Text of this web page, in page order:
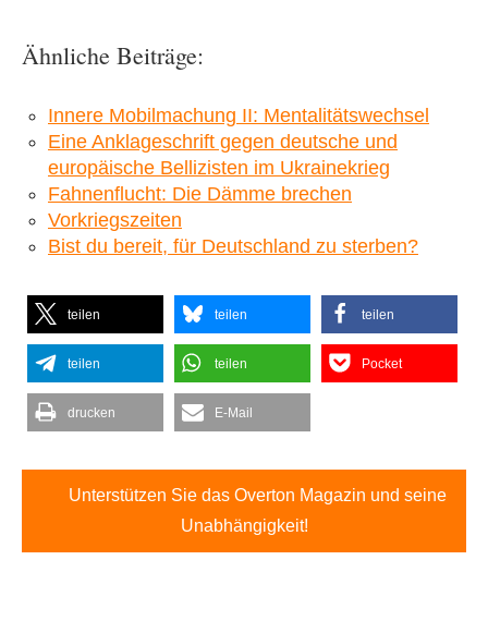
Ähnliche Beiträge:
Innere Mobilmachung II: Mentalitätswechsel
Eine Anklageschrift gegen deutsche und
europäische Bellizisten im Ukrainekrieg
Fahnenflucht: Die Dämme brechen
Vorkriegszeiten
Bist du bereit, für Deutschland zu sterben?
teilen teilen teilen
teilen teilen Pocket
drucken E-Mail
Unterstützen Sie das Overton Magazin und seine
Unabhängigkeit!